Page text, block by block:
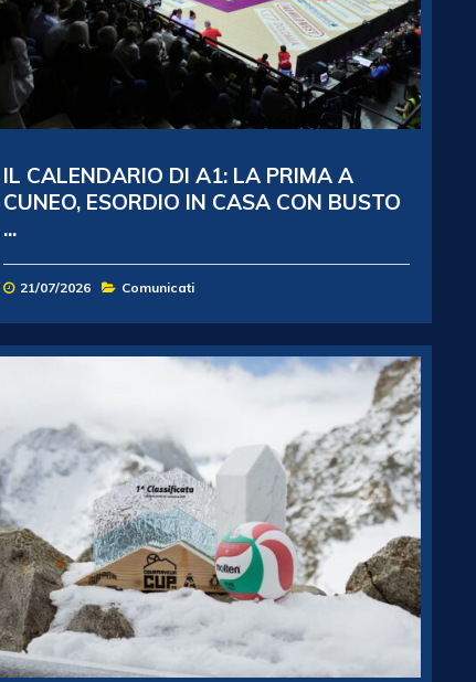
IL CALENDARIO DI A1: LA PRIMA A
CUNEO, ESORDIO IN CASA CON BUSTO
...
21/07/2026 Comunicati